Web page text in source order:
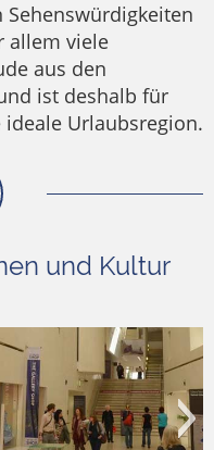
allem viele
aus den
ist deshalb für
Urlaubsregion.
und Kultur